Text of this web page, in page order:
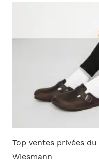
Top ventes privées
Wiesmann